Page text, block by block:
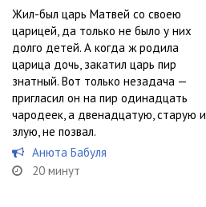
Жил-был царь Матвей со своею
царицей, да только не было у них
долго детей. А когда ж родила
царица дочь, закатил царь пир
знатный. Вот только незадача —
пригласил он на пир одинадцать
чародеек, а двенадцатую, старую и
злую, не позвал.
Анюта Бабуля
20 минут